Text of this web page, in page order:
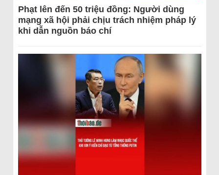
Phạt lên đến 50 triệu đồng: Người dùng
mạng xã hội phải chịu trách nhiệm pháp lý
khi dẫn nguồn báo chí